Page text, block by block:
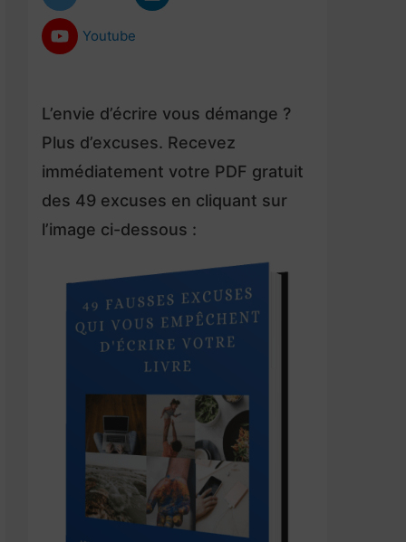
Youtube
L’envie d’écrire vous démange ?
Plus d’excuses. Recevez
immédiatement votre PDF gratuit
des 49 excuses en cliquant sur
l’image ci-dessous :